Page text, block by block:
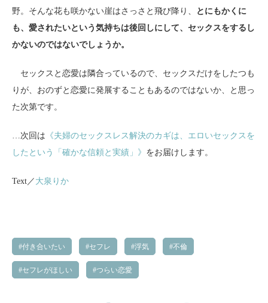
野。そんな花も咲かない崖はさっさと飛び降り、
とにもかくに
も、愛されたいという気持ちは後回しにして、セックスをするし
かないのではないでしょうか。
セックスと恋愛は隣合っているので、セックスだけをしたつも
りが、おのずと恋愛に発展することもあるのではないか、と思っ
た次第です。
…次回は 《夫婦のセックスレス解決のカギは、エロいセックスを
したという「確かな信頼と実績」》 をお届けします。
Text／ 大泉りか
付き合いたい セフレ 浮気 不倫
セフレがほしい つらい恋愛